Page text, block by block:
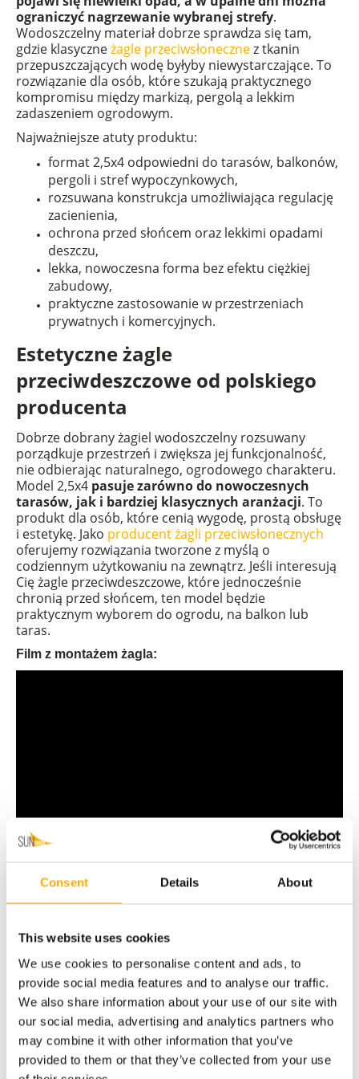
Consent Details About
This website uses cookies
We use cookies to personalise content and ads, to
provide social media features and to analyse our traffic.
We also share information about your use of our site with
our social media, advertising and analytics partners who
may combine it with other information that you’ve
provided to them or that they’ve collected from your use
ograniczyć nagrzewanie wybranej strefy.
Wodoszczelny materiał dobrze sprawdza się tam,
gdzie klasyczneżagle przeciwsłonecznez tkanin
przepuszczających wodę byłyby niewystarczające. To
rozwiązanie dla osób, które szukają praktycznego
kompromisu między markizą, pergolą a lekkim
zadaszeniem ogrodowym.
Najważniejsze atuty produktu:
format 2,5x4 odpowiedni do tarasów, balkonów,
pergoli i stref wypoczynkowych,
rozsuwana konstrukcja umożliwiająca regulację
zacienienia,
ochrona przed słońcem oraz lekkimi opadami
deszczu,
lekka, nowoczesna forma bez efektu ciężkiej
zabudowy,
praktyczne zastosowanie w przestrzeniach
prywatnych i komercyjnych.
Estetyczne żagle
przeciwdeszczowe od polskiego
producenta
Dobrze dobrany żagiel wodoszczelny rozsuwany
porządkuje przestrzeń i zwiększa jej funkcjonalność,
nie odbierając naturalnego, ogrodowego charakteru.
Model 2,5x4 pasuje zarówno do nowoczesnych
tarasów, jak i bardziej klasycznych aranżacji. To
produkt dla osób, które cenią wygodę, prostą obsługę
i estetykę. Jako producent żagli przeciwsłonecznych
oferujemy rozwiązania tworzone z myślą o
codziennym użytkowaniu na zewnątrz. Jeśli interesują
Cię żagle przeciwdeszczowe, które jednocześnie
chronią przed słońcem, ten model będzie
praktycznym wyborem do ogrodu, na balkon lub
taras.
Film z montażem żagla:
Pliki do pobrania:
Karta techniczna żagiel rozsuwany premium
Koszty dostawy
Cena nie zawiera ewentualnych kosztów płatności
Kraj wysyłki: